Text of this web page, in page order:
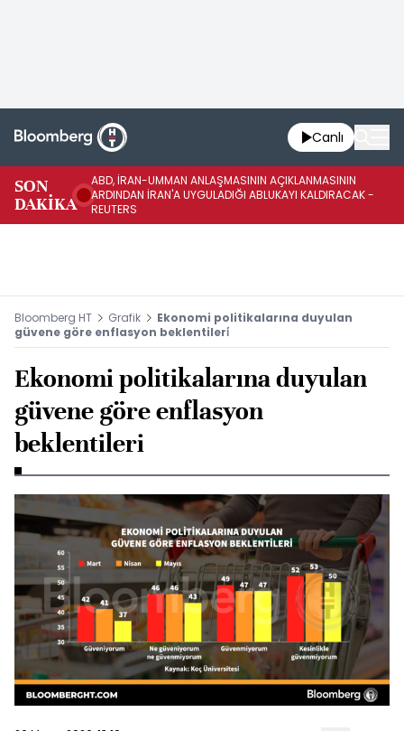
Canlı
SON
DAKİKA
ABD, İRAN-UMMAN ANLAŞMASININ AÇIKLANMASININ
ARDINDAN İRAN'A UYGULADIĞI ABLUKAYI KALDIRACAK -
REUTERS
Bloomberg HT Grafik
Ekonomi politikalarına duyulan
güvene göre enflasyon beklentileri̇
Ekonomi politikalarına duyulan
güvene göre enflasyon
beklentileri